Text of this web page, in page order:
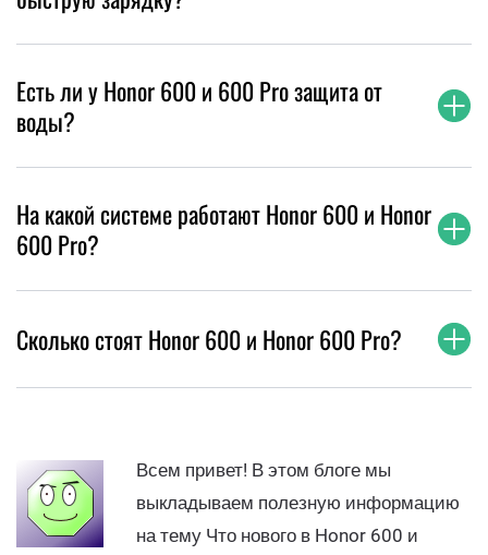
Есть ли у Honor 600 и 600 Pro защита от
воды?
На какой системе работают Honor 600 и Honor
600 Pro?
Сколько стоят Honor 600 и Honor 600 Pro?
Всем привет! В этом блоге мы
выкладываем полезную информацию
на тему Что нового в Honor 600 и